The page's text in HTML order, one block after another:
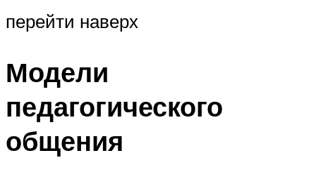
перейти наверх
Модели
педагогического
общения